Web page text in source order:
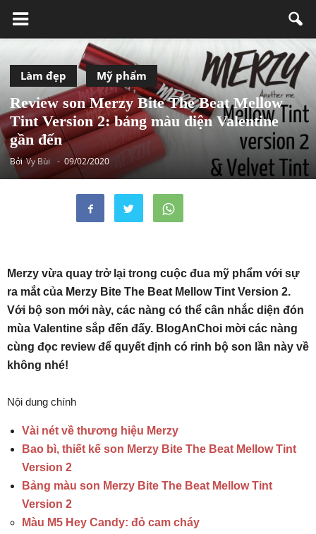
Làm đẹp Mỹ phẩm
Review son Merzy Bite The Beat Mellow
Tint Version 2: bảng màu diện Valentine
gần đến
BởiVy Bùi - 09/02/2020
Merzy vừa quay trở lại trong cuộc đua mỹ phẩm với sự
ra mắt của Merzy Bite The Beat Mellow Tint Version 2.
Với bộ son mới này, các nàng có thể cân nhắc diện đón
mùa Valentine sắp đến đấy. BlogAnChoi mời các nàng
cùng đọc review để quyết định có rinh bộ son lần này về
không nhé!
Nội dung chính
Vài nét về thương hiệu Merzy
Bao bì, thiết kế son Merzy Bite The Beat Mellow Tint
Version 2
Bảng màu son Merzy Bite The Beat Mellow Tint
Version 2
Màu M5 Hey Candy: đỏ cam cháy